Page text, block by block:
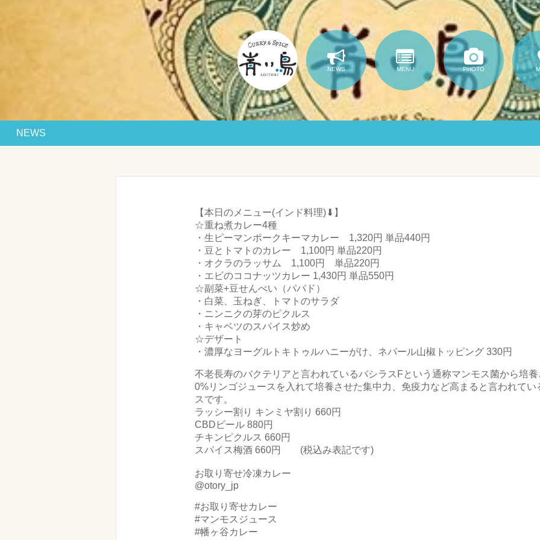
NEWS MENU PHOTO
NEWS
【本日のメニュー(インド料理)⬇︎】
☆重ね煮カレー4種
・生ピーマンポークキーマカレー 1,320円 単品440円
・豆とトマトのカレー 1,100円 単品220円
・オクラのラッサム 1,100円 単品220円
・エビのココナッツカレー 1,430円 単品550円
☆副菜+豆せんべい（パパド）
・白菜、玉ねぎ、トマトのサラダ
・ニンニクの芽のピクルス
・キャベツのスパイス炒め
☆デザート
・濃厚なヨーグルトキトゥルハニーがけ、ネパール山椒トッピング 330円
不老長寿のバクテリアと言われているバシラスFという通称マンモス菌から培
0%リンゴジュースを入れて培養させた集中力、免疫力など高まると言われてい
スです。
ラッシー割り キンミヤ割り 660円
CBDビール 880円
チキンピクルス 660円
スパイス梅酒 660円 (税込み表記です)
お取り寄せ冷凍カレー
@otory_jp
#お取り寄せカレー
#マンモスジュース
#幡ヶ谷カレー